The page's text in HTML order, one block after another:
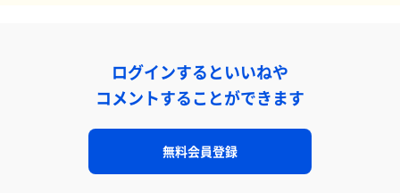
ログインするといいねや
コメントすることができます
無料会員登録